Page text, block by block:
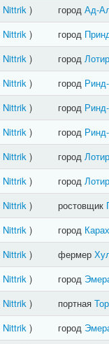
Nittrik ) город Ад-
Nittrik ) город
Nittrik ) город
Nittrik ) город
Nittrik ) город
Nittrik ) город
Nittrik ) город
Nittrik ) город
Nittrik ) ростовщик
Nittrik ) город
Nittrik ) фермер
Nittrik ) город
Nittrik ) портная
Nittrik ) город